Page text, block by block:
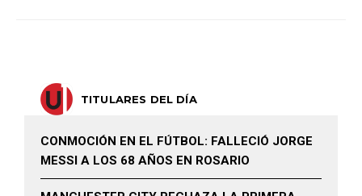
TITULARES DEL DÍA
CONMOCIÓN EN EL FÚTBOL: FALLECIÓ JORGE
MESSI A LOS 68 AÑOS EN ROSARIO